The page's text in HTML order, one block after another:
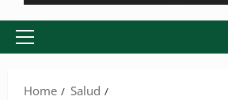
Primary
Home
Salud